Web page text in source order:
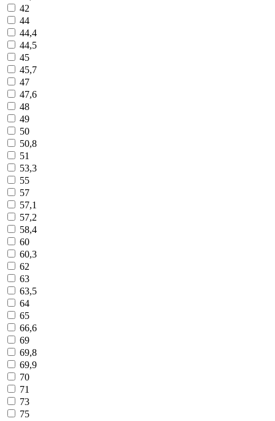
42
44
44,4
44,5
45
45,7
47
47,6
48
49
50
50,8
51
53,3
55
57
57,1
57,2
58,4
60
60,3
62
63
63,5
64
65
66,6
69
69,8
69,9
70
71
73
75